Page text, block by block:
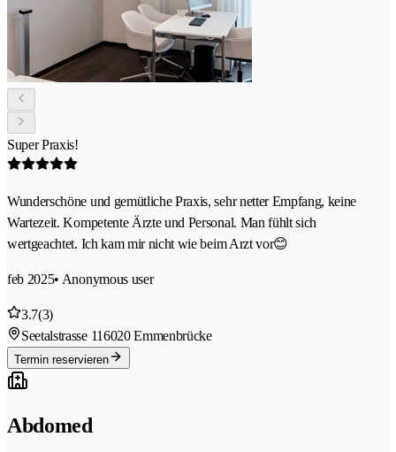
Super Praxis!
Wunderschöne und gemütliche Praxis, sehr netter Empfang, keine
Wartezeit. Kompetente Ärzte und Personal. Man fühlt sich
wertgeachtet. Ich kam mir nicht wie beim Arzt vor😊
feb 2025• Anonymous user
3.7(3)
Seetalstrasse 116020 Emmenbrücke
Termin reservieren
Abdomed